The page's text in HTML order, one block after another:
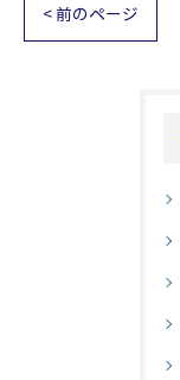
< 前のページ